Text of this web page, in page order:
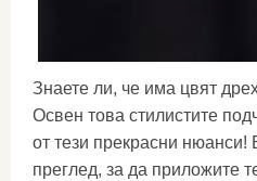
Знаете ли, че има цвят
Освен това стилистите
от тези прекрасни нюанси!
преглед, за да приложите